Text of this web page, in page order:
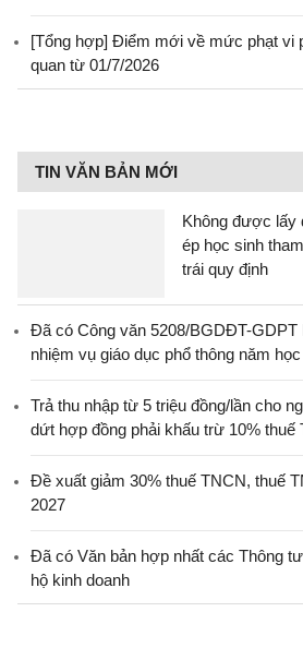
[Tổng hợp] Điểm mới về mức phạt vi
quan từ 01/7/2026
TIN VĂN BẢN MỚI
Không được lấy
ép học sinh
trái quy định
Đã có Công văn 5208/BGDĐT-
nhiệm vụ giáo dục phổ thông năm
Trả thu nhập từ 5 triệu đồng/lần cho
dứt hợp đồng phải khấu trừ 10% thuế
Đề xuất giảm 30% thuế TNCN, thuế
2027
Đã có Văn bản hợp nhất các Thông
hộ kinh doanh